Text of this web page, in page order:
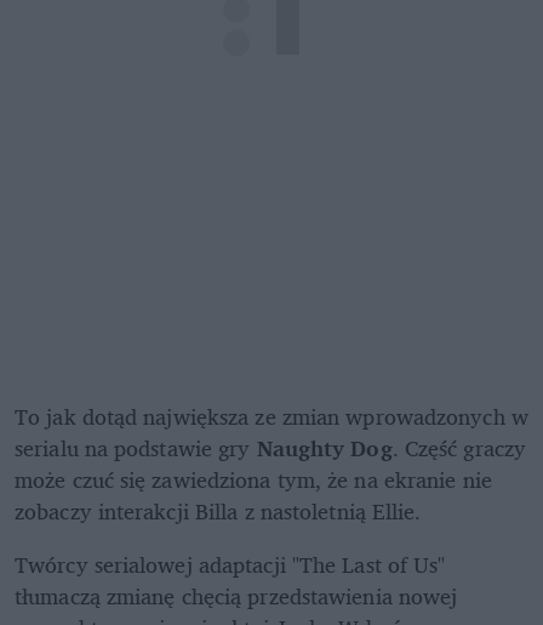
To jak dotąd największa ze zmian wprowadzonych w
serialu na podstawie gry Naughty Dog. Część graczy
może czuć się zawiedziona tym, że na ekranie nie
zobaczy interakcji Billa z nastoletnią Ellie.
Twórcy serialowej adaptacji "The Last of Us"
tłumaczą zmianę chęcią przedstawienia nowej